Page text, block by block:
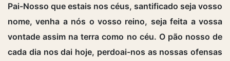
Pai-Nosso que estais nos céus, santificado seja vosso
nome, venha a nós o vosso reino, seja feita a vossa
vontade assim na terra como no céu. O pão nosso de
cada dia nos dai hoje, perdoai-nos as nossas ofensas